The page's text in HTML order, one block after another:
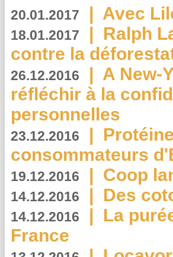
20.01.2017 | Avec
18.01.2017 | Ralph
contre la
26.12.2016 | A New-
réfléchir à la
personnelles
23.12.2016 |
consommateurs
19.12.2016 | Coop
14.12.2016 | Des
14.12.2016 | La
France